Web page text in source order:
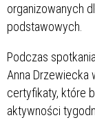
organizowanych
podstawowych.
Podczas
Anna Drzewiecka
certyfikaty, które
aktywności